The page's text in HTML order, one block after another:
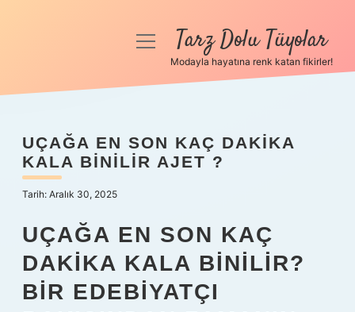
Anasayfa
Yasal Uyarı
Hakkımızda
menüyüTarz Dolu Tüyolar
Modayla hayatına renk katan fikirler!
UÇAĞA EN SON KAÇ DAKIKA
KALA BINILIR AJET ?
Tarih: Aralık 30, 2025
UÇAĞA EN SON KAÇ
DAKIKA KALA BINILIR?
BIR EDEBIYATÇI